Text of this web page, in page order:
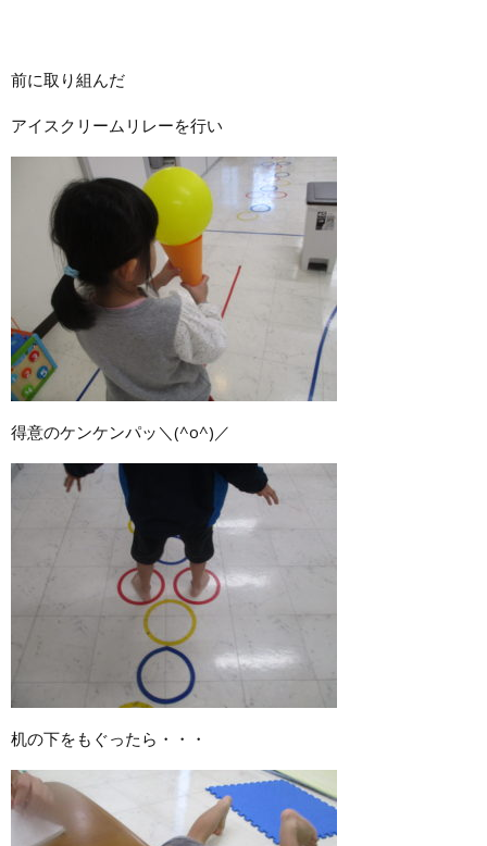
前に取り組んだ
アイスクリームリレーを行い
得意のケンケンパッ＼(^o^)／
机の下をもぐったら・・・